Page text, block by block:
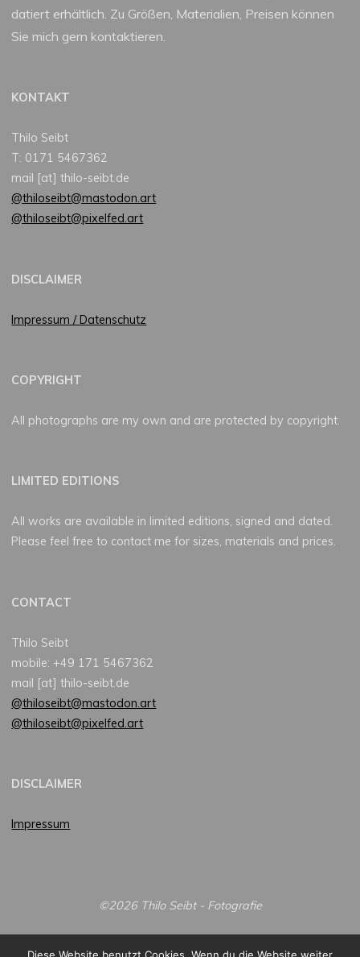
datiert erhältlich. Zu Größen, Materialien, Preisen können
Sie mich gern kontaktieren.
KONTAKT
Thilo Seibt
T: 0171 5467362
mail [at] thilo-seibt.de
@thiloseibt@mastodon.art
@thiloseibt@pixelfed.art
DISCLAIMER
Impressum / Datenschutz
COPYRIGHT
All photographs are my own and are protected by copyright.
LIMITED EDITIONS
All works are available in limited editions, signed and dated.
Please feel free to contact me for sizes, materials and prices.
CONTACT
Thilo Seibt
mobile: +49 171 5467362
mail [at] thilo-seibt.de
@thiloseibt@mastodon.art
@thiloseibt@pixelfed.art
DISCLAIMER
Impressum
©2026 Thilo Seibt - Fotografie